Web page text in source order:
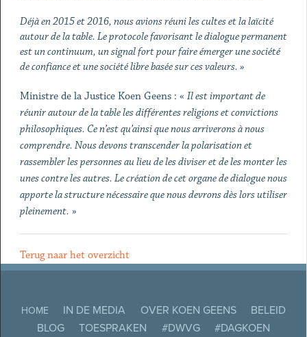
Déjà en 2015 et 2016, nous avions réuni les cultes et la laïcité
autour de la table. Le protocole favorisant le dialogue permanent
est un continuum, un signal fort pour faire émerger une société
de confiance et une société libre basée sur ces valeurs. »
Ministre de la Justice Koen Geens : « Il est important de
réunir autour de la table les différentes religions et convictions
philosophiques. Ce n’est qu’ainsi que nous arriverons à nous
comprendre. Nous devons transcender la polarisation et
rassembler les personnes au lieu de les diviser et de les monter les
unes contre les autres. Le création de cet organe de dialogue nous
apporte la structure nécessaire que nous devrons dès lors utiliser
pleinement. »
Terug naar het overzicht
HOME IN DE MEDIA OVER KOEN GEENS
BELEID
BLOG
TOESPRAKEN #DWVG
#DAGKOEN